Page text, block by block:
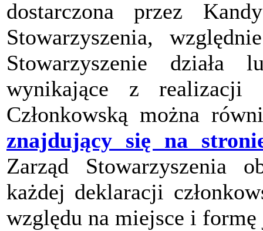
dostarczona przez
Stowarzyszenia,
Stowarzyszenie działa
wynikające z realizacji
Członkowską można
znajdujący się na
Zarząd Stowarzyszenia
każdej deklaracji
względu na miejsce i